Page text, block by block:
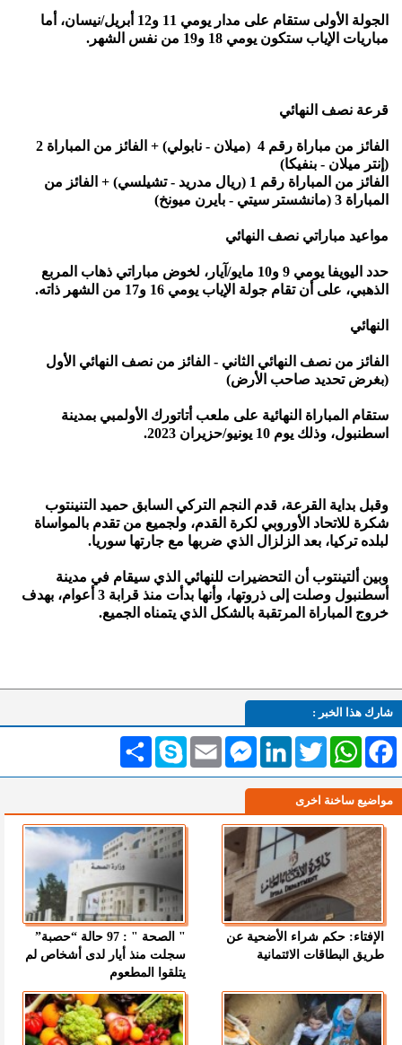
الجولة الأولى ستقام على مدار يومي 11 و12 أبريل/نيسان، أما
مباريات الإياب ستكون يومي 18 و19 من نفس الشهر.
قرعة نصف النهائي
الفائز من مباراة رقم 4 (ميلان - نابولي) + الفائز من المباراة 2
(إنتر ميلان - بنفيكا)
الفائز من المباراة رقم 1 (ريال مدريد - تشيلسي) + الفائز من
المباراة 3 (مانشستر سيتي - بايرن ميونخ)
مواعيد مباراتي نصف النهائي
حدد اليويفا يومي 9 و10 مايو/آيار، لخوض مباراتي ذهاب المربع
الذهبي، على أن تقام جولة الإياب يومي 16 و17 من الشهر ذاته.
النهائي
الفائز من نصف النهائي الثاني - الفائز من نصف النهائي الأول
(بغرض تحديد صاحب الأرض)
ستقام المباراة النهائية على ملعب أتاتورك الأولمبي بمدينة
اسطنبول، وذلك يوم 10 يونيو/حزيران 2023.
وقبل بداية القرعة، قدم النجم التركي السابق حميد التنينتوب
شكرة للاتحاد الأوروبي لكرة القدم، ولجميع من تقدم بالمواساة
لبلده تركيا، بعد الزلزال الذي ضربها مع جارتها سوريا.
وبين ألتينتوب أن التحضيرات للنهائي الذي سيقام في مدينة
أسطنبول وصلت إلى ذروتها، وأنها بدأت منذ قرابة 3 أعوام، بهدف
خروج المباراة المرتقبة بالشكل الذي يتمناه الجميع.
شارك هذا الخبر :
انشر Skype Email
MessengerLinkedInTwitterWhatsAppFacebook
مواضيع ساخنة اخرى
الإفتاء: حكم شراء الأضحية عن
طريق البطاقات الائتمانية
" الصحة " : 97 حالة “حصبة”
سجلت منذ أيار لدى أشخاص لم
يتلقوا المطعوم